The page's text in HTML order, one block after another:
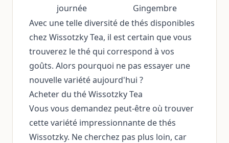
journée
Gingembre
Avec une telle diversité de thés disponibles
chez Wissotzky Tea, il est certain que vous
trouverez le thé qui correspond à vos
goûts. Alors pourquoi ne pas essayer une
nouvelle variété aujourd'hui ?
Acheter du thé Wissotzky Tea
Vous vous demandez peut-être où trouver
cette variété impressionnante de thés
Wissotzky. Ne cherchez pas plus loin, car